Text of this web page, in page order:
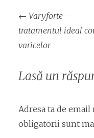
articol
← Varyforte –
tratamentul ideal
varicelor
Lasă un
Adresa ta de email
obligatorii sunt